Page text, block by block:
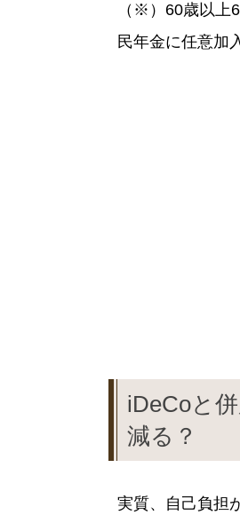
（※）60歳以上
民年金に任意加
iDeCoと
減る？
実質、自己負担